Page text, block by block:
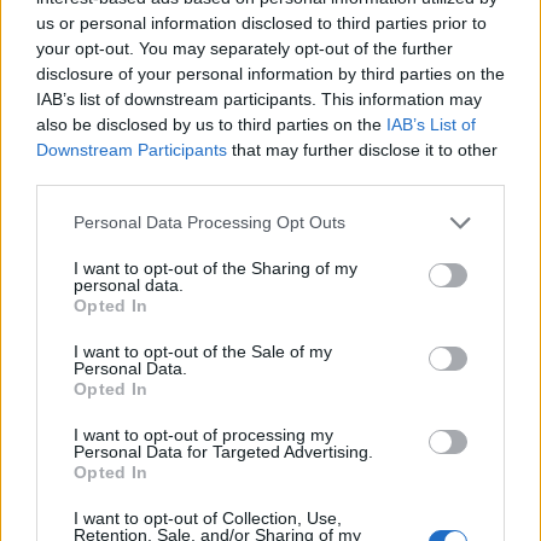
us or personal information disclosed to third parties prior to
your opt-out. You may separately opt-out of the further
disclosure of your personal information by third parties on the
IAB’s list of downstream participants. This information may
also be disclosed by us to third parties on the IAB’s List of
Downstream Participants that may further disclose it to other
Please note that this website/app uses one or more Google
not limited to your visit or usage behaviour. You may click to
grant or deny consent to Google and its third-party tags to
use your data for below specified purposes in below Google
consent section.
Personal Data Processing Opt Outs
I want to opt-out of the Sharing of my
personal data.
Opted In
I want to opt-out of the Sale of my
Personal Data.
Opted In
I want to opt-out of processing my
Personal Data for Targeted Advertising.
Opted In
I want to opt-out of Collection, Use,
Retention, Sale, and/or Sharing of my
A BÉT szerint érdemes az államnak megolajoznia a
rendszert. Jöjjön és segítsen az Állam Bácsi! A kis
cégeknek anyagi támogatást lehet adni, hogy
menjenek a börzére, adókedvezményt lehet kínálni a
részvény-befektetéseknek , valamilyen módon azt az
azok a cégek, amelyek nyilvános részvény-
kibocsátással parkettre lépnek, sok munkahelyt
Igen ám, de itt is felmerül az előbbi kérdés. A
legnagyratörőbb, a legdinamikusabb cégek mernek
sikeresek lesznek, vagy maga a tőzsdei jelenlét is
segíti a gazdasági működést? Nem kizárt, hogy ilyen
esetben nyilvánosságot kap, egyfajta hitelességet